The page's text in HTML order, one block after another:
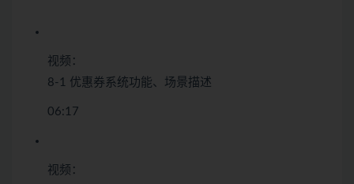
视频：
8-1 优惠券系统功能、场景描述
06:17
视频：